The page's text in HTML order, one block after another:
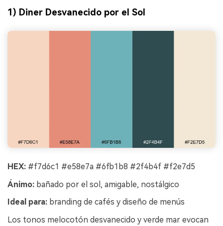
1) Diner Desvanecido por el Sol
HEX: #f7d6c1 #e58e7a #6fb1b8 #2f4b4f #f2e7d5
Ánimo: bañado por el sol, amigable, nostálgico
Ideal para: branding de cafés y diseño de menús
Los tonos melocotón desvanecido y verde mar evocan